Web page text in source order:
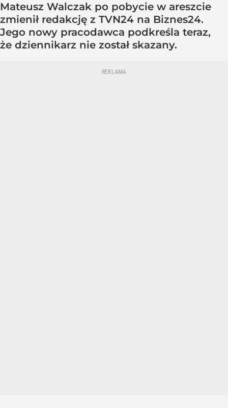
Mateusz Walczak po pobycie w areszcie
zmienił redakcję z TVN24 na Biznes24.
Jego nowy pracodawca podkreśla teraz,
że dziennikarz nie został skazany.